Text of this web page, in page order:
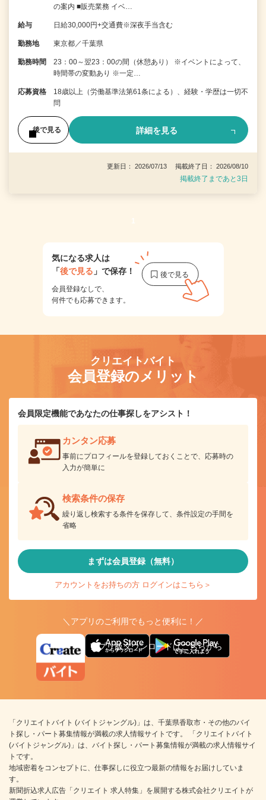
の案内 ■販売業務 イベ…
給与 日給30,000円+交通費※深夜手当含む
勤務地 東京都／千葉県
勤務時間
23：00～翌23：00の間（休憩あり） ※イベントによって、
時間帯の変動あり ※一定…
応募資格
18歳以上（労働基準法第61条による）、経験・学歴は一切不
問
後で見る 詳細を見る
更新日： 2026/07/13 掲載終了日： 2026/08/10
掲載終了まであと3日
1
気になる求人は
「後で見る 」で保存！
会員登録なしで、
何件でも応募できます。
クリエイトバイト
会員登録のメリット
会員限定機能であなたの仕事探しをアシスト！
カンタン応募
事前にプロフィールを登録しておくことで、応募時の
入力が簡単に
検索条件の保存
繰り返し検索する条件を保存して、条件設定の手間を
省略
まずは会員登録（無料）
アカウントをお持ちの方 ログインはこちら＞
＼アプリのご利用でもっと便利に！／
アプリ版ダウンロードはこちらから
「クリエイトバイト (バイトジャングル)」は、千葉県香取市・その他のバイ
ト探し・パート募集情報が満載の求人情報サイトです。 「クリエイトバイト
(バイトジャングル)」は、バイト探し・パート募集情報が満載の求人情報サイ
トです。
地域密着をコンセプトに、仕事探しに役立つ最新の情報をお届けしていま
す。
新聞折込求人広告「クリエイト 求人特集」を展開する株式会社クリエイトが